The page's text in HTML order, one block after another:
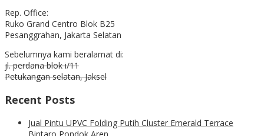
Rep. Office:
Ruko Grand Centro Blok B25
Pesanggrahan, Jakarta Selatan
Sebelumnya kami beralamat di:
jl. perdana blok i/11
Petukangan selatan, Jaksel
Recent Posts
Jual Pintu UPVC Folding Putih Cluster Emerald Terrace